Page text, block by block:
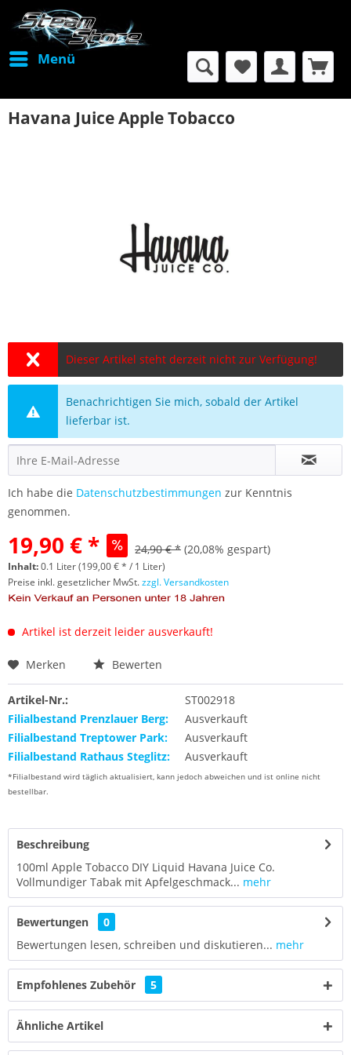
Menü
Havana Juice Apple Tobacco
Dieser Artikel steht derzeit nicht zur Verfügung!
Benachrichtigen Sie mich, sobald der Artikel
lieferbar ist.
Ich habe die Datenschutzbestimmungen zur Kenntnis
genommen.
19,90 € * 24,90 € * (20,08% gespart)
Inhalt:0.1 Liter (199,00 € * / 1 Liter)
Preise inkl. gesetzlicher MwSt.zzgl. Versandkosten
Artikel ist derzeit leider ausverkauft!
Merken Bewerten
Artikel-Nr.:
ST002918
Filialbestand Prenzlauer Berg:
Ausverkauft
Filialbestand Treptower Park:
Ausverkauft
Filialbestand Rathaus Steglitz:
Ausverkauft
*Filialbestand wird täglich aktualisiert, kann jedoch abweichen und ist online nicht
bestellbar.
Beschreibung
100ml Apple Tobacco DIY Liquid Havana Juice Co.
Vollmundiger Tabak mit Apfelgeschmack... mehr
Bewertungen
0
Bewertungen lesen, schreiben und diskutieren... mehr
Empfohlenes Zubehör 5
Ähnliche Artikel